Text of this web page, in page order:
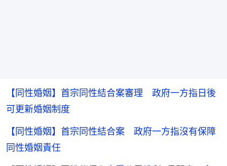
【同性婚姻】首宗同性結合案審理 政府一方指日後
可更新婚姻制度
【同性婚姻】首宗同性結合案 政府一方指沒有保障
同性婚姻責任